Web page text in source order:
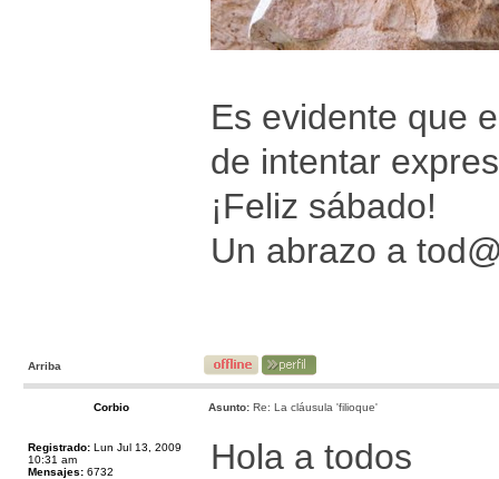
Es evidente que
de intentar
¡Feliz sábado!
Un abrazo a
Arriba
Corbio Asunto: Re: La cláusula 'filioque'
Registrado: Lun Jul 13, 2009
10:31 am
Mensajes: 6732 Hola a todos